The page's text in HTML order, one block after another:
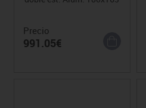
Precio
991.05€